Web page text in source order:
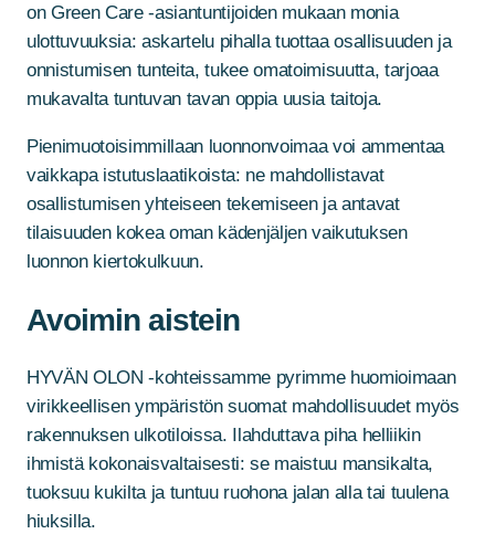
on Green Care -asiantuntijoiden mukaan monia
ulottuvuuksia: askartelu pihalla tuottaa osallisuuden ja
onnistumisen tunteita, tukee omatoimisuutta, tarjoaa
mukavalta tuntuvan tavan oppia uusia taitoja.
Pienimuotoisimmillaan luonnonvoimaa voi ammentaa
vaikkapa istutuslaatikoista: ne mahdollistavat
osallistumisen yhteiseen tekemiseen ja antavat
tilaisuuden kokea oman kädenjäljen vaikutuksen
luonnon kiertokulkuun.
Avoimin aistein
HYVÄN OLON -kohteissamme pyrimme huomioimaan
virikkeellisen ympäristön suomat mahdollisuudet myös
rakennuksen ulkotiloissa. Ilahduttava piha helliikin
ihmistä kokonaisvaltaisesti: se maistuu mansikalta,
tuoksuu kukilta ja tuntuu ruohona jalan alla tai tuulena
hiuksilla.